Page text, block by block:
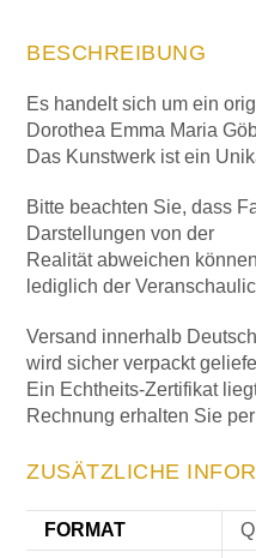
BESCHREIBUNG
Es handelt sich um ein
Dorothea Emma Maria
Das Kunstwerk ist ein
Bitte beachten Sie, dass
Darstellungen von der
Realität abweichen
lediglich der
Versand innerhalb
wird sicher verpackt
Ein Echtheits-Zertifikat
Rechnung erhalten Sie
ZUSÄTZLICHE
FORMAT